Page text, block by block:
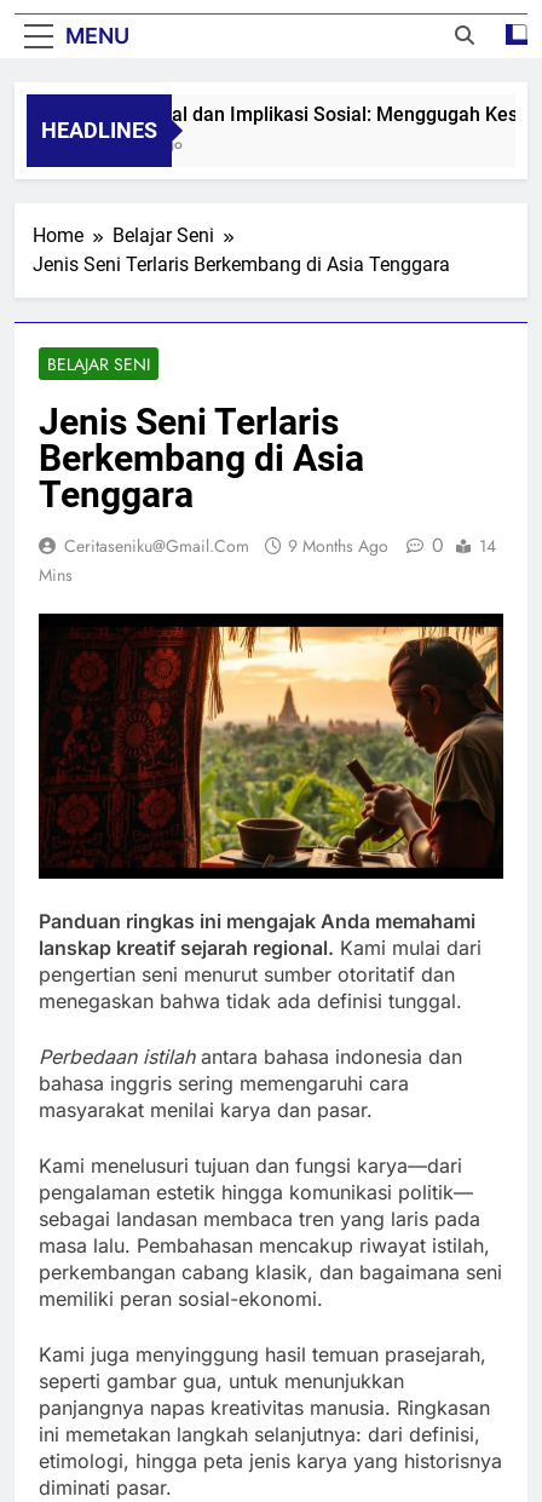
MENU
HEADLINES
Seni Visual dan Implikasi Sosial: Menggugah
8 Months Ago
Home
Belajar Seni
Jenis Seni Terlaris Berkembang di Asia Tenggara
BELAJAR SENI
Jenis Seni Terlaris
Berkembang di Asia
Tenggara
Ceritaseniku@gmail.com 9 Months Ago 0
14
Mins
Panduan ringkas ini mengajak Anda memahami
lanskap kreatif sejarah regional. Kami mulai dari
pengertian seni menurut sumber otoritatif dan
menegaskan bahwa tidak ada definisi tunggal.
Perbedaan istilahantara bahasa indonesia dan
bahasa inggris sering memengaruhi cara
masyarakat menilai karya dan pasar.
Kami menelusuri tujuan dan fungsi karya—dari
pengalaman estetik hingga komunikasi politik—
sebagai landasan membaca tren yang laris pada
masa lalu. Pembahasan mencakup riwayat istilah,
perkembangan cabang klasik, dan bagaimana seni
memiliki peran sosial-ekonomi.
Kami juga menyinggung hasil temuan prasejarah,
seperti gambar gua, untuk menunjukkan
panjangnya napas kreativitas manusia. Ringkasan
ini memetakan langkah selanjutnya: dari definisi,
etimologi, hingga peta jenis karya yang historisnya
diminati pasar.